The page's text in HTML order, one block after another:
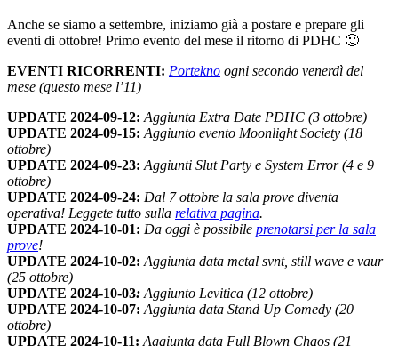
Anche se siamo a settembre, iniziamo già a postare e prepare gli
eventi di ottobre! Primo evento del mese il ritorno di PDHC 🙂
EVENTI RICORRENTI: Portekno ogni secondo venerdì del
mese (questo mese l’11)
UPDATE 2024-09-12: Aggiunta Extra Date PDHC (3 ottobre)
UPDATE 2024-09-15: Aggiunto evento Moonlight Society (18
ottobre)
UPDATE 2024-09-23: Aggiunti Slut Party e System Error (4 e 9
ottobre)
UPDATE 2024-09-24: Dal 7 ottobre la sala prove diventa
operativa! Leggete tutto sulla relativa pagina.
UPDATE 2024-10-01: Da oggi è possibile prenotarsi per la sala
prove!
UPDATE 2024-10-02: Aggiunta data metal svnt, still wave e vaur
(25 ottobre)
UPDATE 2024-10-03: Aggiunto Levitica (12 ottobre)
UPDATE 2024-10-07: Aggiunta data Stand Up Comedy (20
ottobre)
UPDATE 2024-10-11: Aggiunta data Full Blown Chaos (21